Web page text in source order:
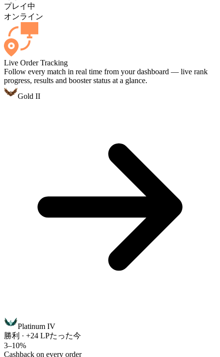
プレイ中
オンライン
Live Order Tracking
Follow every match in real time from your dashboard — live rank
progress, results and booster status at a glance.
Gold II
Platinum IV
勝利 · +24 LPたった今
3–10%
Cashback on every order